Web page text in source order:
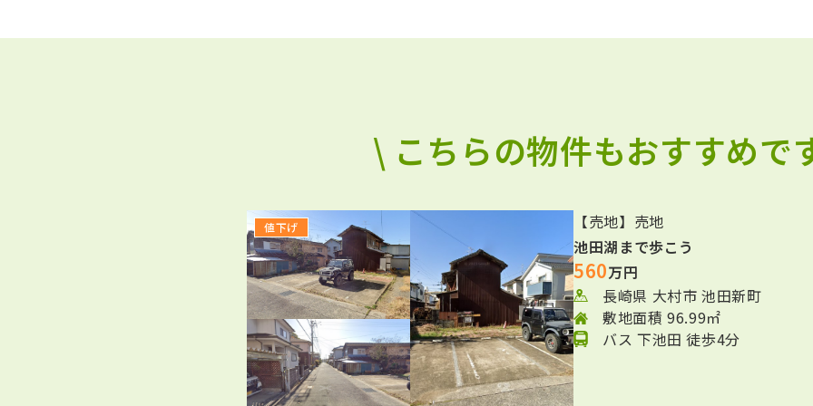
\ こちらの物件もおすすめで
値下げ
【売地】売地
池田湖まで歩こう
560万円
長崎県 大村市 池田新町
敷地面積 96.99㎡
バス 下池田 徒歩4分